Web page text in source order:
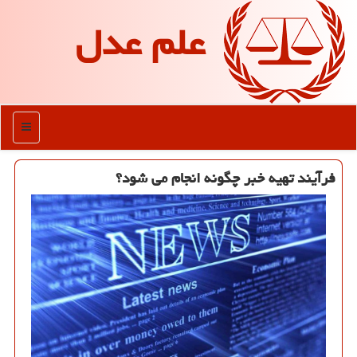
علم عدل
منو
فرآیند تهیه خبر چگونه انجام می شود؟